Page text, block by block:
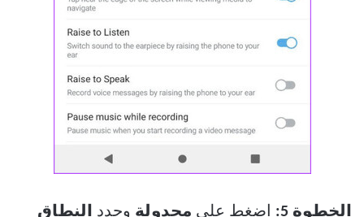
الخطوة 5: اضغط على مجدولة وحدد النطاق